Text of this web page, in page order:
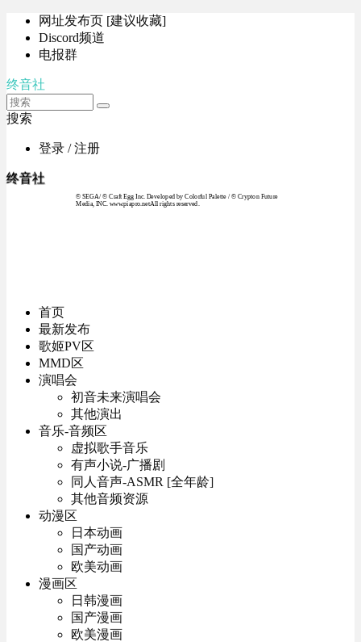
网址发布页 [建议收藏]
Discord频道
电报群
终音社
搜索
登录 / 注册
终音社
© SEGA / © Craft Egg Inc. Developed by Colorful Palette / © Crypton Future
Media, INC. www.piapro.netAll rights reserved.
首页
最新发布
歌姬PV区
MMD区
演唱会
初音未来演唱会
其他演出
音乐-音频区
虚拟歌手音乐
有声小说-广播剧
同人音声-ASMR [全年龄]
其他音频资源
动漫区
日本动画
国产动画
欧美动画
漫画区
日韩漫画
国产漫画
欧美漫画